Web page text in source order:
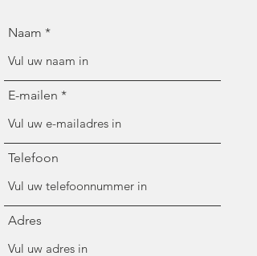
Naam
E-mailen
Telefoon
Adres